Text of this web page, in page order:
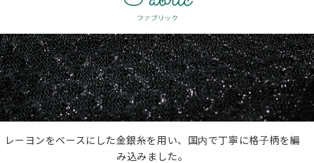
レーヨンをベースにした金銀糸を用い、国内で丁寧に格子柄を編
み込みました。